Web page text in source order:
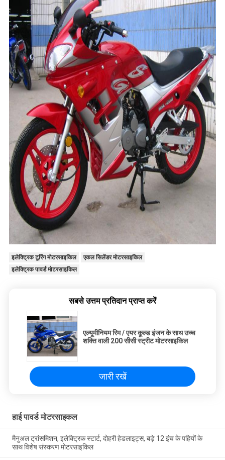
इलेक्ट्रिक टूरिंग मोटरसाइकिल
एकल सिलेंडर मोटरसाइकिल
इलेक्ट्रिक पावर्ड मोटरसाइकिल
सबसे उत्तम प्रतिदान प्राप्त करें
एल्यूमीनियम रिम / एयर कूल्ड इंजन के साथ उच्च
शक्ति वाली 200 सीसी स्ट्रीट मोटरसाइकिल
जारी रखें
हाई पावर्ड मोटरसाइकल
मैनुअल ट्रांसमिशन, इलेक्ट्रिक स्टार्ट, दोहरी हेडलाइट्स, बड़े 12 इंच के पहियों के
साथ विशेष संस्करण मोटरसाइकिल